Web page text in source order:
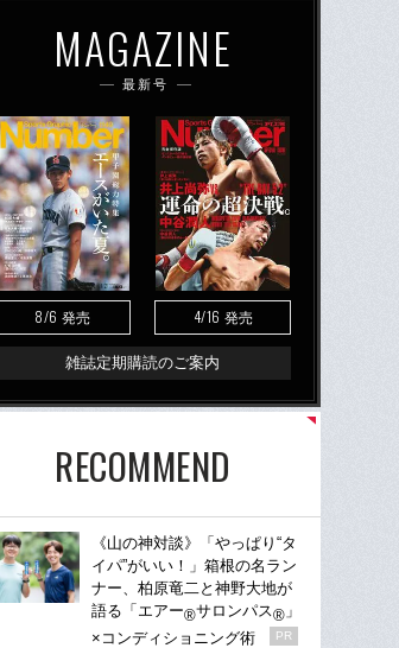
MAGAZINE
最新号
8/6 発売 4/16 発売
雑誌定期購読のご案内
RECOMMEND
《山の神対談》「やっぱり“タ
イパ”がいい！」箱根の名ラン
ナー、柏原竜二と神野大地が
語る「エアー®サロンパス® 」
×コンディショニング術
PR